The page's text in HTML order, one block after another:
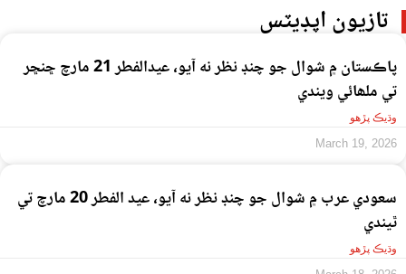
تازيون اپڊيٽس
پاڪستان ۾ شوال جو چنڊ نظر نه آيو، عيدالفطر 21 مارچ ڇنڇر
تي ملھائي ويندي
وڌيڪ پڙهو
March 19, 2026
سعودي عرب ۾ شوال جو چنڊ نظر نه آيو، عيد الفطر 20 مارچ تي
ٿيندي
وڌيڪ پڙهو